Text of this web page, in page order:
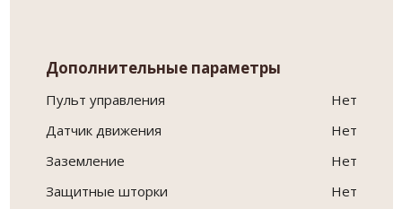
Дополнительные параметры
Пульт управления
Нет
Датчик движения
Нет
Заземление
Нет
Защитные шторки
Нет